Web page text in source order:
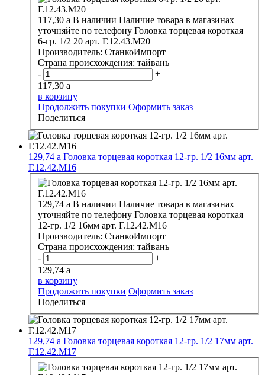
117,30 a В наличии Наличие товара в магазинах
уточняйте по телефону Головка торцевая короткая
6-гр. 1/2 20 арт. Г.12.43.М20
Производитель: СтанкоИмпорт
Страна происхождения: тайвань
-
+
117,30 a
в корзину
Продолжить покупки Оформить заказ
Поделиться
129,74 a Головка торцевая короткая 12-гр. 1/2 16мм арт.
Г.12.42.М16
129,74 a В наличии Наличие товара в магазинах
уточняйте по телефону Головка торцевая короткая
12-гр. 1/2 16мм арт. Г.12.42.М16
Производитель: СтанкоИмпорт
Страна происхождения: тайвань
-
+
129,74 a
в корзину
Продолжить покупки Оформить заказ
Поделиться
129,74 a Головка торцевая короткая 12-гр. 1/2 17мм арт.
Г.12.42.М17